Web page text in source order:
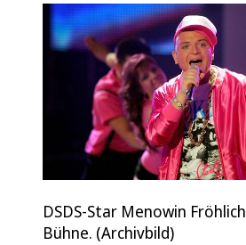
DSDS-Star Menowin
Bühne. (Archivbild)